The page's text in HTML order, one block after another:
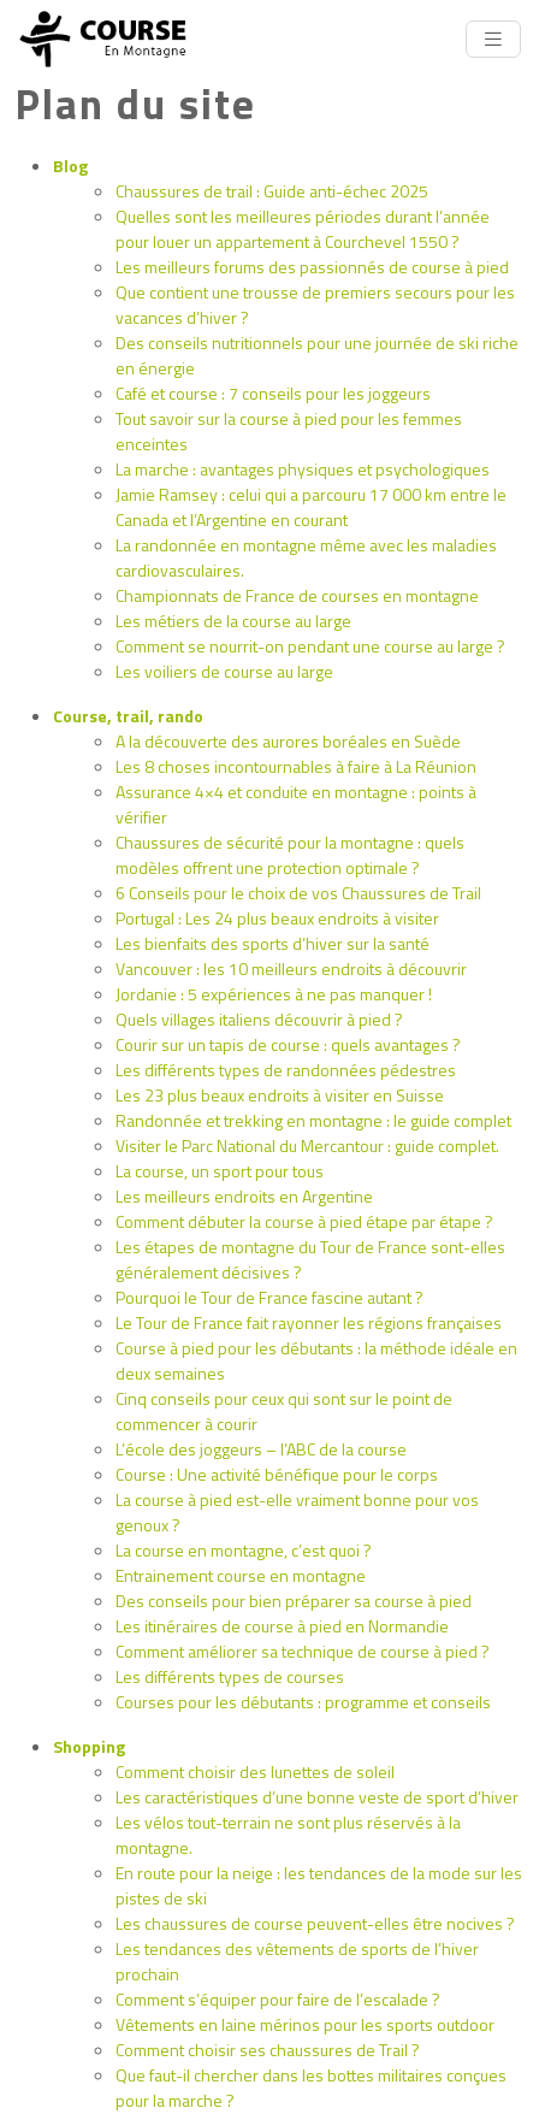
Plan du site
Blog
Chaussures de trail : Guide anti-échec 2025
Quelles sont les meilleures périodes durant l’année
pour louer un appartement à Courchevel 1550 ?
Les meilleurs forums des passionnés de course à pied
Que contient une trousse de premiers secours pour les
vacances d’hiver ?
Des conseils nutritionnels pour une journée de ski riche
en énergie
Café et course : 7 conseils pour les joggeurs
Tout savoir sur la course à pied pour les femmes
enceintes
La marche : avantages physiques et psychologiques
Jamie Ramsey : celui qui a parcouru 17 000 km entre le
Canada et l’Argentine en courant
La randonnée en montagne même avec les maladies
cardiovasculaires.
Championnats de France de courses en montagne
Les métiers de la course au large
Comment se nourrit-on pendant une course au large ?
Les voiliers de course au large
Course, trail, rando
A la découverte des aurores boréales en Suède
Les 8 choses incontournables à faire à La Réunion
Assurance 4×4 et conduite en montagne : points à
vérifier
Chaussures de sécurité pour la montagne : quels
modèles offrent une protection optimale ?
6 Conseils pour le choix de vos Chaussures de Trail
Portugal : Les 24 plus beaux endroits à visiter
Les bienfaits des sports d’hiver sur la santé
Vancouver : les 10 meilleurs endroits à découvrir
Jordanie : 5 expériences à ne pas manquer !
Quels villages italiens découvrir à pied ?
Courir sur un tapis de course : quels avantages ?
Les différents types de randonnées pédestres
Les 23 plus beaux endroits à visiter en Suisse
Randonnée et trekking en montagne : le guide complet
Visiter le Parc National du Mercantour : guide complet.
La course, un sport pour tous
Les meilleurs endroits en Argentine
Comment débuter la course à pied étape par étape ?
Les étapes de montagne du Tour de France sont-elles
généralement décisives ?
Pourquoi le Tour de France fascine autant ?
Le Tour de France fait rayonner les régions françaises
Course à pied pour les débutants : la méthode idéale en
deux semaines
Cinq conseils pour ceux qui sont sur le point de
commencer à courir
L’école des joggeurs – l’ABC de la course
Course : Une activité bénéfique pour le corps
La course à pied est-elle vraiment bonne pour vos
genoux ?
La course en montagne, c’est quoi ?
Entrainement course en montagne
Des conseils pour bien préparer sa course à pied
Les itinéraires de course à pied en Normandie
Comment améliorer sa technique de course à pied ?
Les différents types de courses
Courses pour les débutants : programme et conseils
Shopping
Comment choisir des lunettes de soleil
Les caractéristiques d’une bonne veste de sport d’hiver
Les vélos tout-terrain ne sont plus réservés à la
montagne.
En route pour la neige : les tendances de la mode sur les
pistes de ski
Les chaussures de course peuvent-elles être nocives ?
Les tendances des vêtements de sports de l’hiver
prochain
Comment s’équiper pour faire de l’escalade ?
Vêtements en laine mérinos pour les sports outdoor
Comment choisir ses chaussures de Trail ?
Que faut-il chercher dans les bottes militaires conçues
pour la marche ?